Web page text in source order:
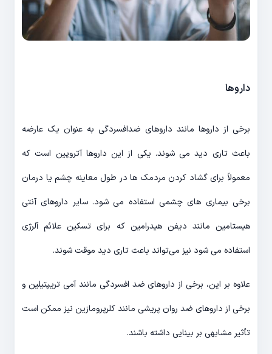
داروها
برخی از داروها مانند داروهای ضدافسردگی به عنوان یک عارضه
باعث تاری دید می شوند. یکی از این داروها آتروپین است که
معمولاً برای گشاد کردن مردمک ها در طول معاینه چشم یا درمان
برخی بیماری های چشمی استفاده می شود. سایر داروهای آنتی
هیستامین مانند دیفن هیدرامین که برای تسکین علائم آلرژی
استفاده می شود نیز می‌تواند باعث تاری دید موقت شوند.
علاوه بر این، برخی از داروهای ضد افسردگی مانند آمی تریپتیلین و
برخی از داروهای ضد روان پریشی مانند کلرپرومازین نیز ممکن است
تأثیر مشابهی بر بینایی داشته باشند.